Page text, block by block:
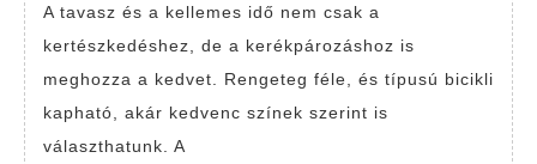
trendi
kerékpár
csajoknak
A tavasz és a kellemes idő nem csak a
kertészkedéshez, de a kerékpározáshoz is
meghozza a kedvet. Rengeteg féle, és típusú bicikli
kapható, akár kedvenc színek szerint is
választhatunk. A